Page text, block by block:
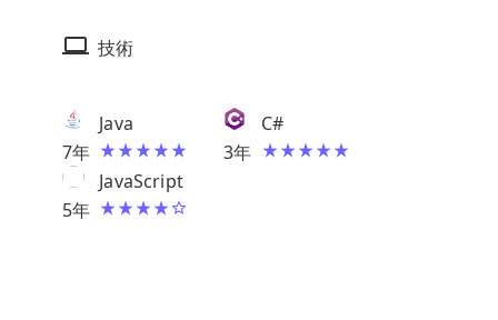
技術
7年
Java
3年
C#
5年
JavaScript